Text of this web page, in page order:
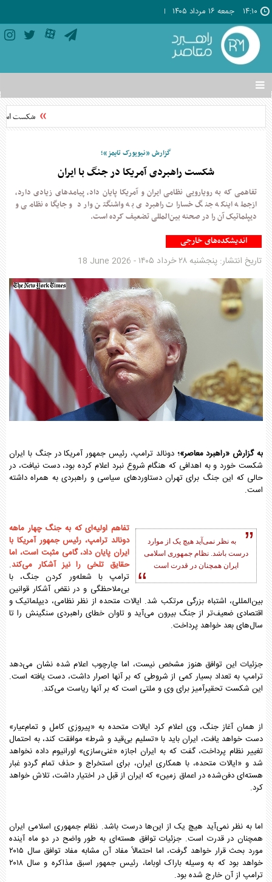
۱۴:۱۰ جمعه ۱۶ مرداد ۱۴۰۵
تغییر
وضعیت
منوی
ها
شکست
گزارش «نیویورک تایمز»؛
شکست راهبردی آمریکا در جنگ با ایران
تفاهمی که به رویارویی نظامی ایران و آمریکا پایان داد، پیامدهای زیادی دارد،
ازجمله اینکه جنگ خسارات راهبردی به واشنگتن وارد و جایگاه نظامی و
دیپلماتیک آن را در صحنه بین‌المللی تضعیف کرده است.
اندیشکده‌های خارجی
تاریخ انتشار: پنجشنبه ۲۸ خرداد ۱۴۰۵ -
18 June 2026
به گزارش «راهبرد معاصر»؛دونالد ترامپ، رئیس جمهور آمریکا در جنگ با ایران
شکست خورد و به اهدافی که هنگام شروع نبرد اعلام کرده بود، دست نیافت، در
حالی که این جنگ برای تهران دستاوردهای سیاسی و راهبردی به همراه داشته
است.
به نظر نمی‌آید هیچ یک از موارد
درست باشد. نظام جمهوری اسلامی
ایران همچنان در قدرت است
تفاهم اولیه‌ای که به جنگ چهار ماهه
دونالد ترامپ، رئیس جمهور آمریکا با
ایران پایان داد، گامی مثبت است، اما
حقایق تلخی را نیز آشکار می‌کند.
ترامپ با شعله‌ور کردن جنگ، با
بی‌ملاحظگی و در نقض آشکار قوانین
بین‌المللی، اشتباه بزرگی مرتکب شد. ایالات متحده از نظر نظامی، دیپلماتیک و
اقتصادی ضعیف‌تر از جنگ بیرون می‌آید و تاوان خطای راهبردی سنگینش را تا
سال‌های بعد خواهد پرداخت.
جزئیات این توافق هنوز مشخص نیست، اما چارچوب اعلام شده نشان می‌دهد
ترامپ به تعداد بسیار کمی از شروطی که بر آنها اصرار داشت، دست یافته است.
این شکست تحقیرآمیز برای وی و ملتی است که بر آنها ریاست می‌کند.
از همان آغاز جنگ، وی اعلام کرد ایالات متحده به «پیروزی کامل و تمام‌عیار»
دست خواهد یافت، ایران باید با «تسلیم بی‌قید و شرط» موافقت کند، به احتمال
تغییر نظام پرداخت، گفت که به ایران اجازه «غنی‌سازی» اورانیوم داده نخواهد
شد و «ایالات متحده، با همکاری ایران، برای استخراج و حذف تمام گردو غبار
هسته‌ای دفن‌شده در اعماق زمین» که ایران از قبل در اختیار داشت، تلاش خواهد
کرد.
اما به نظر نمی‌آید هیچ یک از این‌ها درست باشد. نظام جمهوری اسلامی ایران
همچنان در قدرت است. جزئیات توافق هسته‌ای به طور واضح در دو ماه آینده
مورد بحث قرار خواهد گرفت، اما احتمالاً مفاد آن مشابه مفاد توافق سال ۲۰۱۵
خواهد بود که به وسیله باراک اوباما، رئیس جمهور اسبق مذاکره و سال ۲۰۱۸
ترامپ از آن خارج شده بود.